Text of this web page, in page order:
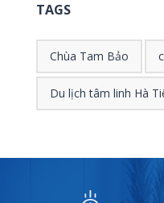
TAGS
Chùa Tam Bảo
Du lịch tâm linh Hà